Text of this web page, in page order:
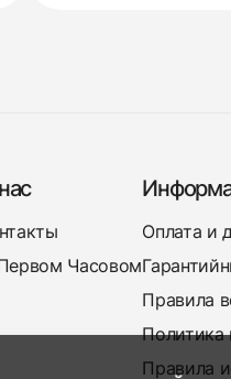
Часовом
Оплата и
Правила
Политика
Правила